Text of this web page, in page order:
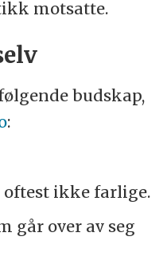
motsatte.
budskap,
:
oftest ikke farlige.
går over av seg